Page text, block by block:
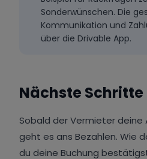
Sonderwünschen. Die
Kommunikation und
über die Drivable App.
Nächste Schritte
Sobald der Vermieter
geht es ans Bezahlen. Wie
du deine Buchung